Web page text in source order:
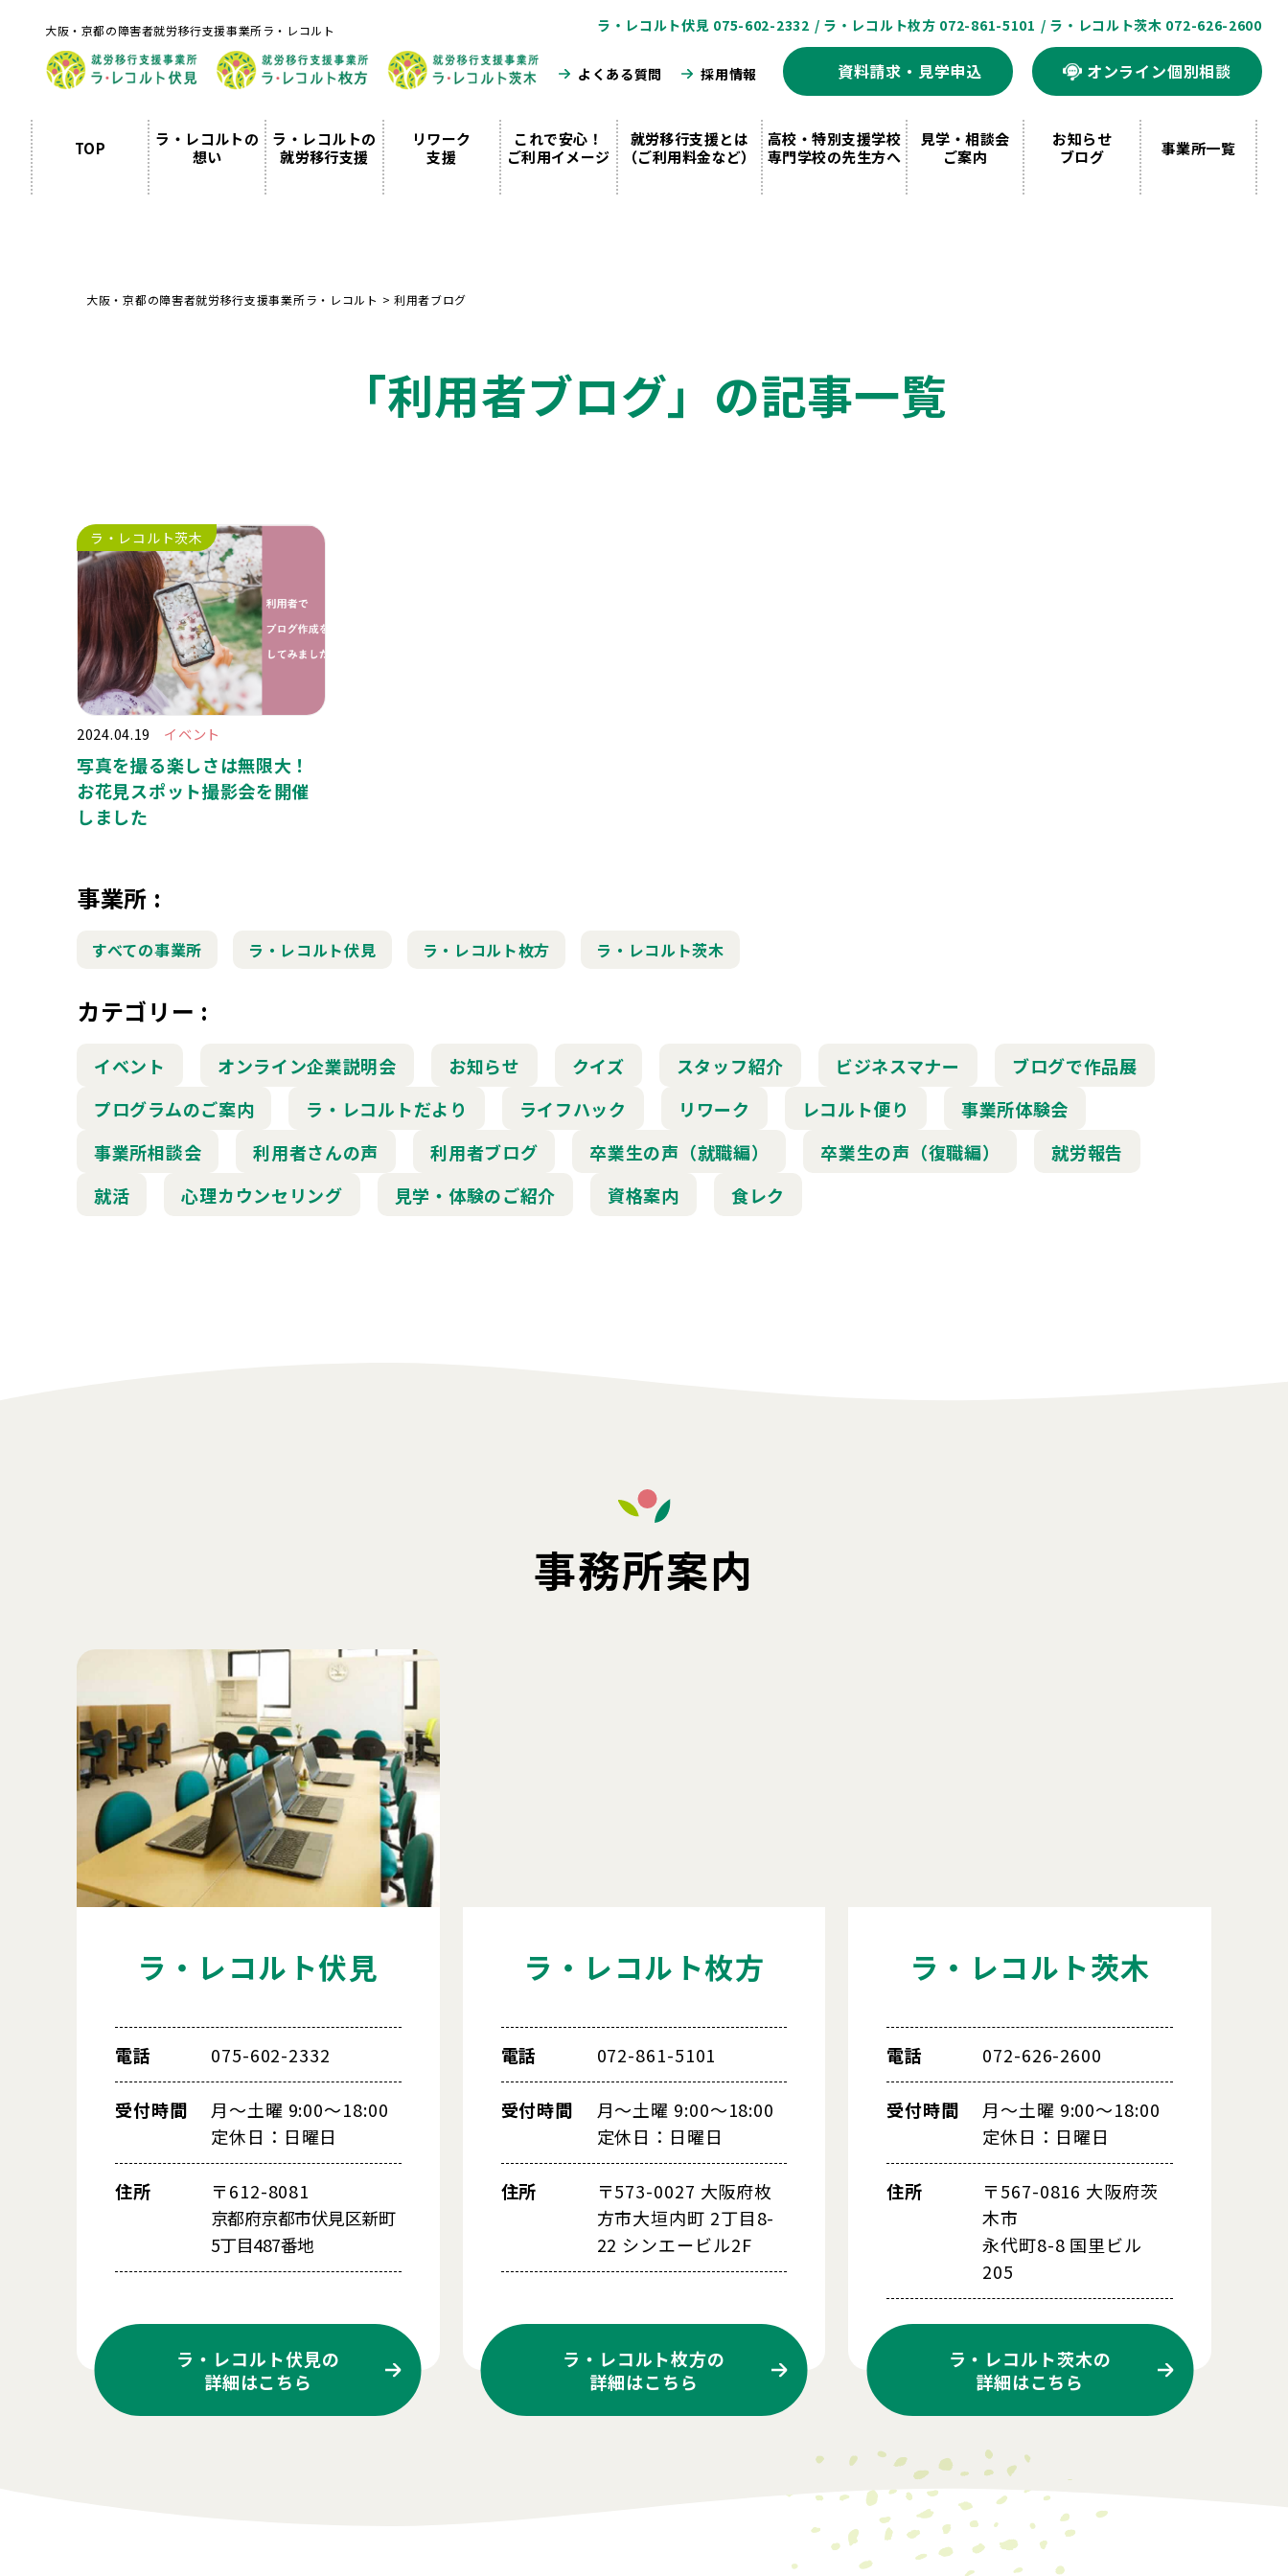
大阪・京都の障害者就労移行支援事業所ラ・レコルト ラ・レコルト伏見 075-602-2332 / ラ・レコルト枚方 072-861-5101 / ラ・レコルト茨木 072-626-2600
よくある質問 採用情報 資料請求・見学申込 オンライン個別相談
TOP
ラ・レコルトの
想い
ラ・レコルトの
就労移行支援
リワーク
支援
これで安心！
ご利用イメージ
就労移行支援とは
（ご利用料金など）
高校・特別支援学校
専門学校の先生方へ
見学・相談会
ご案内
お知らせ
ブログ
事業所一覧
大阪・京都の障害者就労移行支援事業所ラ・レコルト > 利用者ブログ
「利用者ブログ」の記事一覧
ラ・レコルト茨木
2024.04.19 イベント
写真を撮る楽しさは無限大！
お花見スポット撮影会を開催
しました
事業所 :
すべての事業所 ラ・レコルト伏見 ラ・レコルト枚方 ラ・レコルト茨木
カテゴリー :
イベント オンライン企業説明会 お知らせ クイズ スタッフ紹介 ビジネスマナー
ブログで作品展
プログラムのご案内
ラ・レコルトだより ライフハック リワーク レコルト便り
事業所体験会
事業所相談会
利用者さんの声 利用者ブログ 卒業生の声（就職編） 卒業生の声（復職編）
就労報告
就活
心理カウンセリング 見学・体験のご紹介 資格案内 食レク
事務所案内
ラ・レコルト伏見
電話 075-602-2332
受付時間
月～土曜 9:00～18:00
定休日：日曜日
住所
〒612-8081
京都府京都市伏見区新町
5丁目487番地
ラ・レコルト伏見の
詳細はこちら
ラ・レコルト枚方
電話 072-861-5101
受付時間
月～土曜 9:00～18:00
定休日：日曜日
住所
〒573-0027 大阪府枚
方市大垣内町 2丁目8-
22 シンエービル2F
ラ・レコルト枚方の
詳細はこちら
ラ・レコルト茨木
電話 072-626-2600
受付時間
月～土曜 9:00～18:00
定休日：日曜日
住所
〒567-0816 大阪府茨
木市
永代町8-8 国里ビル
205
ラ・レコルト茨木の
詳細はこちら